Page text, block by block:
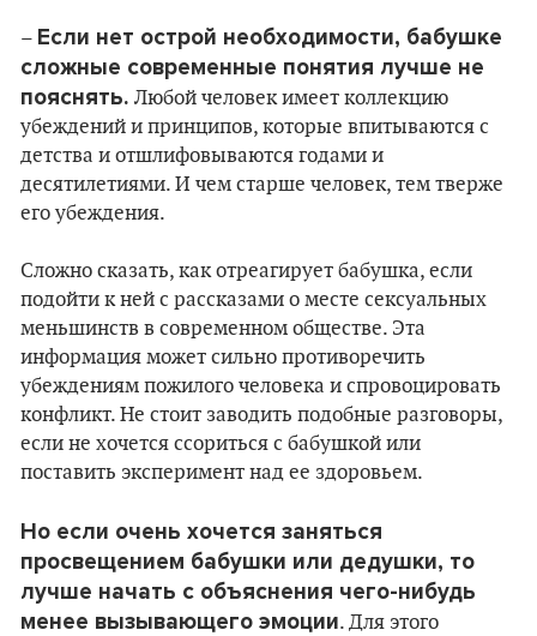
– Если нет острой необходимости, бабушке
сложные современные понятия лучше не
пояснять. Любой человек имеет коллекцию
убеждений и принципов, которые впитываются с
детства и отшлифовываются годами и
десятилетиями. И чем старше человек, тем тверже
его убеждения.
Сложно сказать, как отреагирует бабушка, если
подойти к ней с рассказами о месте сексуальных
меньшинств в современном обществе. Эта
информация может сильно противоречить
убеждениям пожилого человека и спровоцировать
конфликт. Не стоит заводить подобные разговоры,
если не хочется ссориться с бабушкой или
поставить эксперимент над ее здоровьем.
Но если очень хочется заняться
просвещением бабушки или дедушки, то
лучше начать с объяснения чего-нибудь
менее вызывающего эмоции. Для этого